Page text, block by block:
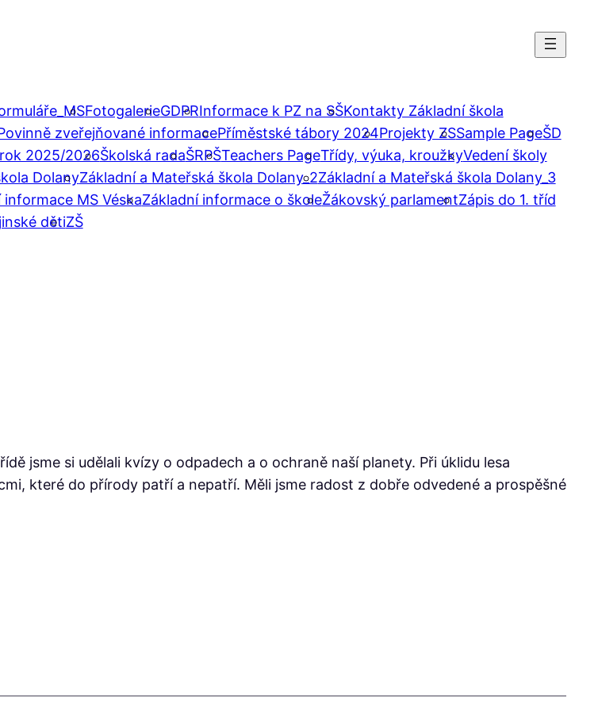
FotogalerieGDPRInformace k PZ na SŠKontakty Základní škola
zveřejňované informacePříměstské tábory 2024Projekty ZSSample PageŠD
2025/2026Školská radaŠRPŠTeachers PageTřídy, výuka, kroužkyVedení školy
DolanyZákladní a Mateřská škola Dolany_2Základní a Mateřská škola Dolany_3
informace MS VéskaZákladní informace o školeŽákovský parlamentZápis do 1. tříd
dětiZŠ
jsme si udělali kvízy o odpadech a o ochraně naší planety. Při úklidu lesa
které do přírody patří a nepatří. Měli jsme radost z dobře odvedené a prospěšné